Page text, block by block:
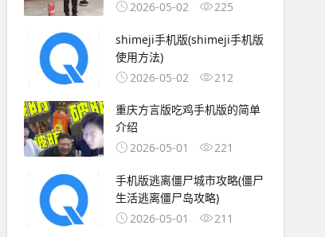
2026-05-02
225
shimeji手机版(shimeji手机版
使用方法)
2026-05-02
212
重庆方言版吃鸡手机版的简单
介绍
2026-05-01
221
手机版逃离僵尸城市攻略(僵尸
生活逃离僵尸岛攻略)
2026-05-01
211